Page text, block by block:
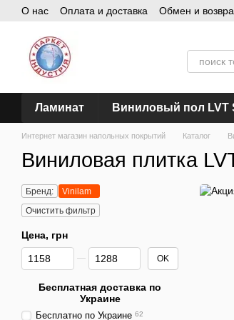
Перейти к основному контенту
О нас Оплата и доставка Обмен и
Ламинат Виниловый пол LVT
Интернет магазин напольных покрытий Каталог
Виниловая плитка
Бренд:
Vinilam
Очистить фильтр
Цена, грн
От Цена, грн
До Цена, грн OK
Бесплатная доставка по
Украине
Бесплатно по Украине 62